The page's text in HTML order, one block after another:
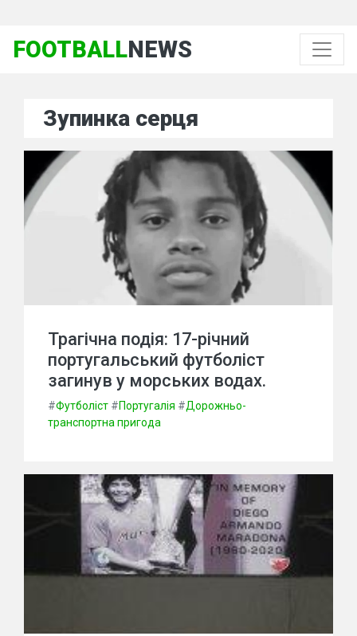
FOOTBALLNEWS
Зупинка серця
Трагічна подія: 17-річний
португальський футболіст
загинув у морських водах.
#Футболіст #Португалія #Дорожньо-
транспортна пригода